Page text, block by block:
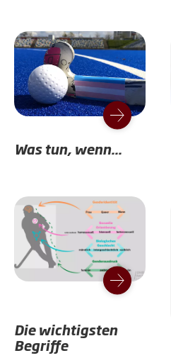
Was tun, wenn...
Die wichtigsten
Begriffe